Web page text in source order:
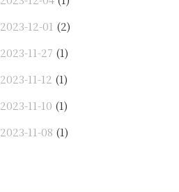
2023-12-01 (2)
2023-11-27 (1)
2023-11-12 (1)
2023-11-10 (1)
2023-11-08 (1)